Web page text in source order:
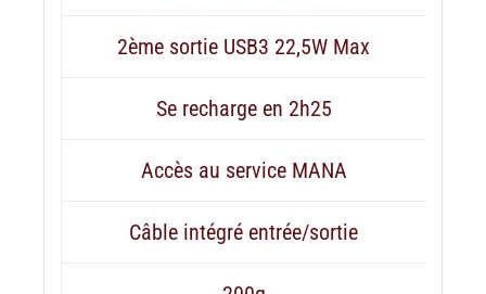
2ème sortie USB3 22,5W Max
Se recharge en 2h25
Accès au service MANA
Câble intégré entrée/sortie